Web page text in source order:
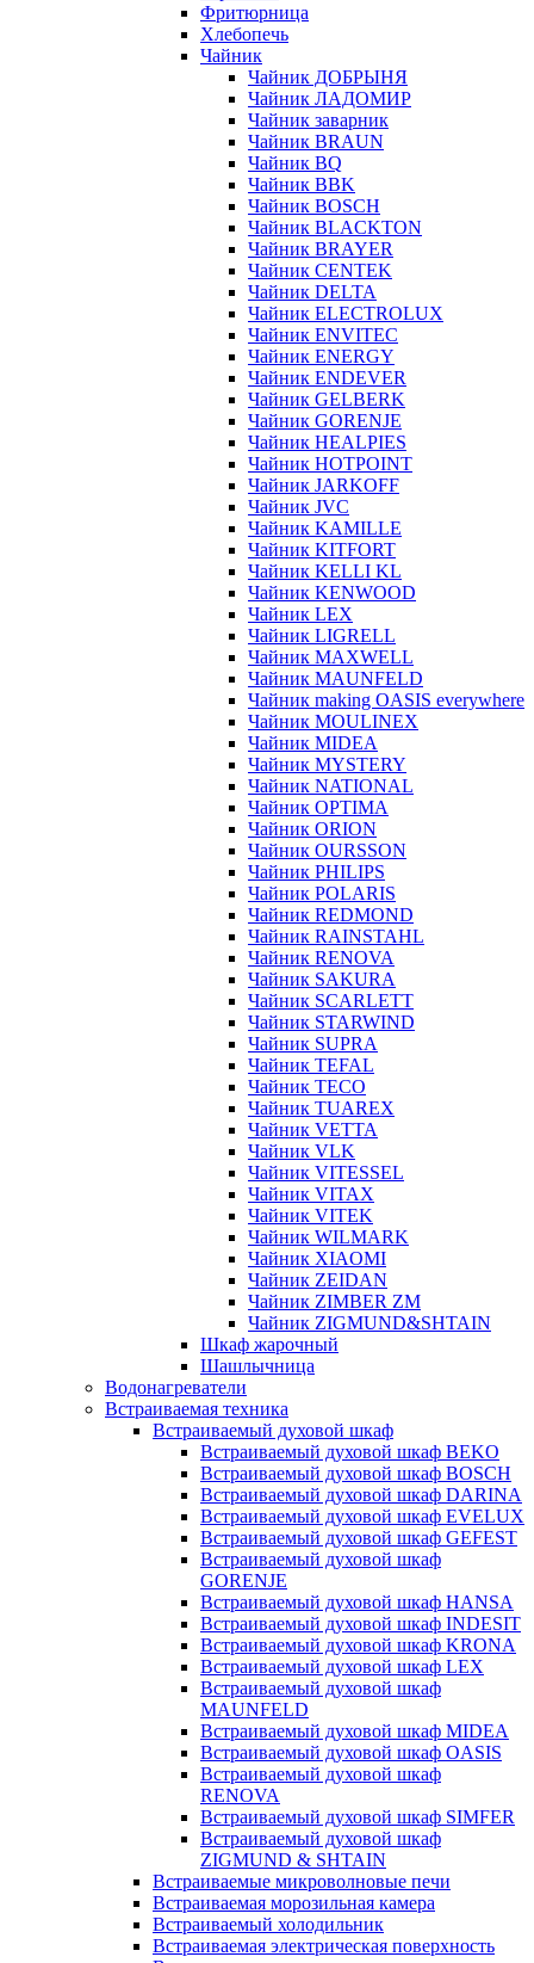
Фритюрница
Хлебопечь
Чайник
Чайник ДОБРЫНЯ
Чайник ЛАДОМИР
Чайник заварник
Чайник BRAUN
Чайник BQ
Чайник BBK
Чайник BOSCH
Чайник BLACKTON
Чайник BRAYER
Чайник CENTEK
Чайник DELTA
Чайник ELECTROLUX
Чайник ENVITEC
Чайник ENERGY
Чайник ENDEVER
Чайник GELBERK
Чайник GORENJE
Чайник HEALPIES
Чайник HOTPOINT
Чайник JARKOFF
Чайник JVC
Чайник KAMILLE
Чайник KITFORT
Чайник KELLI KL
Чайник KENWOOD
Чайник LEX
Чайник LIGRELL
Чайник MAXWELL
Чайник MAUNFELD
Чайник making OASIS everywhere
Чайник MOULINEX
Чайник MIDEA
Чайник MYSTERY
Чайник NATIONAL
Чайник OPTIMA
Чайник ORION
Чайник OURSSON
Чайник PHILIPS
Чайник POLARIS
Чайник REDMOND
Чайник RAINSTAHL
Чайник RENOVA
Чайник SAKURA
Чайник SCARLETT
Чайник STARWIND
Чайник SUPRA
Чайник TEFAL
Чайник TECO
Чайник TUAREX
Чайник VETTA
Чайник VLK
Чайник VITESSEL
Чайник VITAX
Чайник VITEK
Чайник WILMARK
Чайник XIAOMI
Чайник ZEIDAN
Чайник ZIMBER ZM
Чайник ZIGMUND&SHTAIN
Шкаф жарочный
Шашлычница
Водонагреватели
Встраиваемая техника
Встраиваемый духовой шкаф
Встраиваемый духовой шкаф BEKO
Встраиваемый духовой шкаф BOSCH
Встраиваемый духовой шкаф DARINA
Встраиваемый духовой шкаф EVELUX
Встраиваемый духовой шкаф GEFEST
Встраиваемый духовой шкаф
GORENJE
Встраиваемый духовой шкаф HANSA
Встраиваемый духовой шкаф INDESIT
Встраиваемый духовой шкаф KRONA
Встраиваемый духовой шкаф LEX
Встраиваемый духовой шкаф
MAUNFELD
Встраиваемый духовой шкаф MIDEA
Встраиваемый духовой шкаф OASIS
Встраиваемый духовой шкаф
RENOVA
Встраиваемый духовой шкаф SIMFER
Встраиваемый духовой шкаф
ZIGMUND & SHTAIN
Встраиваемые микроволновые печи
Встраиваемая морозильная камера
Встраиваемый холодильник
Встраиваемая электрическая поверхность